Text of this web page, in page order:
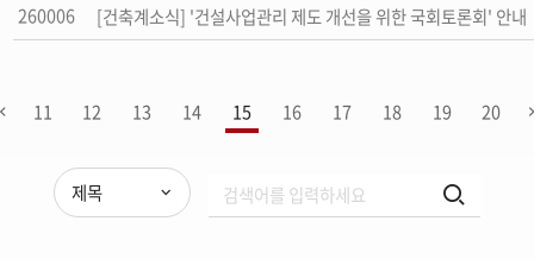
260006
[건축계소식] '건설사업관리 제도 개선을 위한 국회토론회' 안내
11 12 13 14 15 16 17 18 19 20
제목